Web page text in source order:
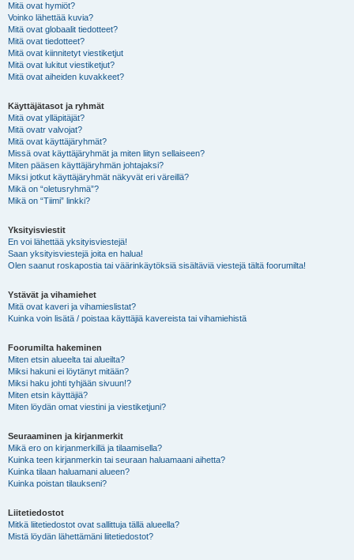
Mitä ovat hymiöt?
Voinko lähettää kuvia?
Mitä ovat globaalit tiedotteet?
Mitä ovat tiedotteet?
Mitä ovat kiinnitetyt viestiketjut
Mitä ovat lukitut viestiketjut?
Mitä ovat aiheiden kuvakkeet?
Käyttäjätasot ja ryhmät
Mitä ovat ylläpitäjät?
Mitä ovatr valvojat?
Mitä ovat käyttäjäryhmät?
Missä ovat käyttäjäryhmät ja miten liityn sellaiseen?
Miten pääsen käyttäjäryhmän johtajaksi?
Miksi jotkut käyttäjäryhmät näkyvät eri väreillä?
Mikä on “oletusryhmä”?
Mikä on “Tiimi” linkki?
Yksityisviestit
En voi lähettää yksityisviestejä!
Saan yksityisviestejä joita en halua!
Olen saanut roskapostia tai väärinkäytöksiä sisältäviä viestejä tältä foorumilta!
Ystävät ja vihamiehet
Mitä ovat kaveri ja vihamieslistat?
Kuinka voin lisätä / poistaa käyttäjiä kavereista tai vihamiehistä
Foorumilta hakeminen
Miten etsin alueelta tai alueilta?
Miksi hakuni ei löytänyt mitään?
Miksi haku johti tyhjään sivuun!?
Miten etsin käyttäjiä?
Miten löydän omat viestini ja viestiketjuni?
Seuraaminen ja kirjanmerkit
Mikä ero on kirjanmerkillä ja tilaamisella?
Kuinka teen kirjanmerkin tai seuraan haluamaani aihetta?
Kuinka tilaan haluamani alueen?
Kuinka poistan tilaukseni?
Liitetiedostot
Mitkä liitetiedostot ovat sallittuja tällä alueella?
Mistä löydän lähettämäni liitetiedostot?